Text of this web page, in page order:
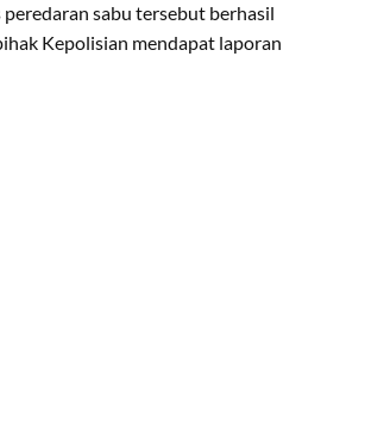
peredaran sabu tersebut berhasil
Kepolisian mendapat laporan